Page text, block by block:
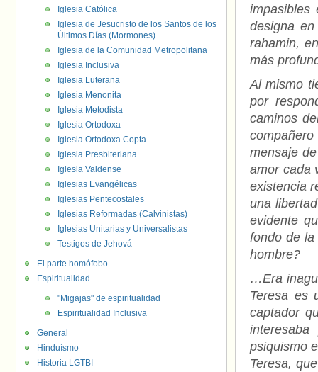
designa
rahamin,
más
Al mismo
por
caminos
mensaje
amor cada
existencia
una
evidente
fondo de
hombre?
…Era
Teresa es
captador
psiquismo
Teresa,
Iglesia Católica
Iglesia de Jesucristo de los Santos de los
Últimos Días (Mormones)
Iglesia de la Comunidad Metropolitana
Iglesia Inclusiva
Iglesia Luterana
Iglesia Menonita
Iglesia Metodista
Iglesia Ortodoxa
Iglesia Ortodoxa Copta
Iglesia Presbiteriana
Iglesia Valdense
Iglesias Evangélicas
Iglesias Pentecostales
Iglesias Reformadas (Calvinistas)
Iglesias Unitarias y Universalistas
Testigos de Jehová
El parte homófobo
Espiritualidad
"Migajas" de espiritualidad
Espiritualidad Inclusiva
General
Hinduísmo
Historia LGTBI